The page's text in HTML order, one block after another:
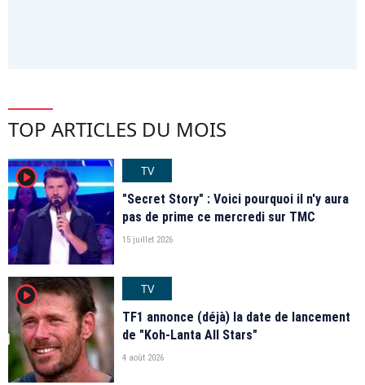
TOP ARTICLES DU MOIS
player2
TV
"Secret Story" : Voici pourquoi il n'y aura
pas de prime ce mercredi sur TMC
15 juillet 2026
player2
TV
TF1 annonce (déjà) la date de lancement
de "Koh-Lanta All Stars"
4 août 2026